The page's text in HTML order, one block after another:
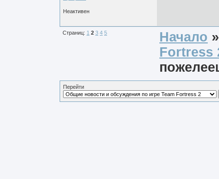
Неактивен
Страниц: 1 2 3 4 5 Начало
Fortress
Перейти